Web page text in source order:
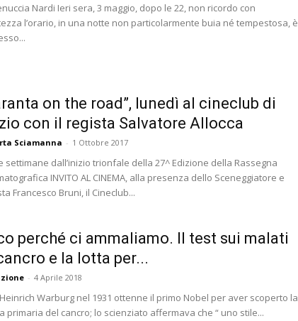
Nardi Ieri sera, 3 maggio, dopo le 22, non ricordo con
l’orario, in una notte non particolarmente buia né tempestosa, è
on the road”, lunedì al cineclub di
con il regista Salvatore Allocca
Sciamanna - 1 Ottobre 2017
settimane dall’inizio trionfale della 27^ Edizione della Rassegna
INVITO AL CINEMA, alla presenza dello Sceneggiatore e
Francesco Bruni, il Cineclub...
perché ci ammaliamo. Il test sui malati
e la lotta per...
- 4 Aprile 2018
Warburg nel 1931 ottenne il primo Nobel per aver scoperto la
primaria del cancro; lo scienziato affermava che “ uno stile...